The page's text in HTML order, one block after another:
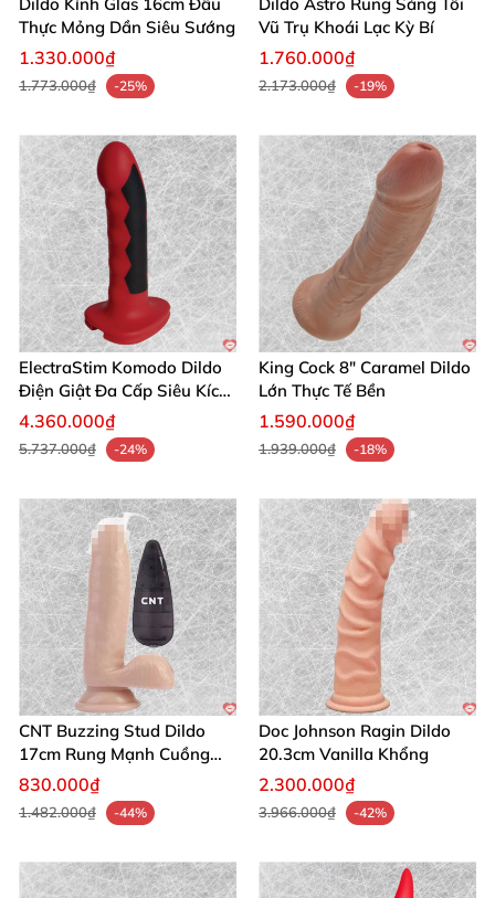
Thực Mỏng Dần Siêu Sướng
1.330.000₫
1.773.000₫ -25%
Vũ Trụ Khoái Lạc Kỳ Bí
1.760.000₫
2.173.000₫ -19%
ElectraStim Komodo Dildo
Điện Giật Đa Cấp Siêu Kích
Thích
4.360.000₫
5.737.000₫ -24%
King Cock 8″ Caramel Dildo
Lớn Thực Tế Bền
1.590.000₫
1.939.000₫ -18%
CNT Buzzing Stud Dildo
17cm Rung Mạnh Cuồng
Nhiệt
830.000₫
1.482.000₫ -44%
Doc Johnson Ragin Dildo
20.3cm Vanilla Khổng
2.300.000₫
3.966.000₫ -42%